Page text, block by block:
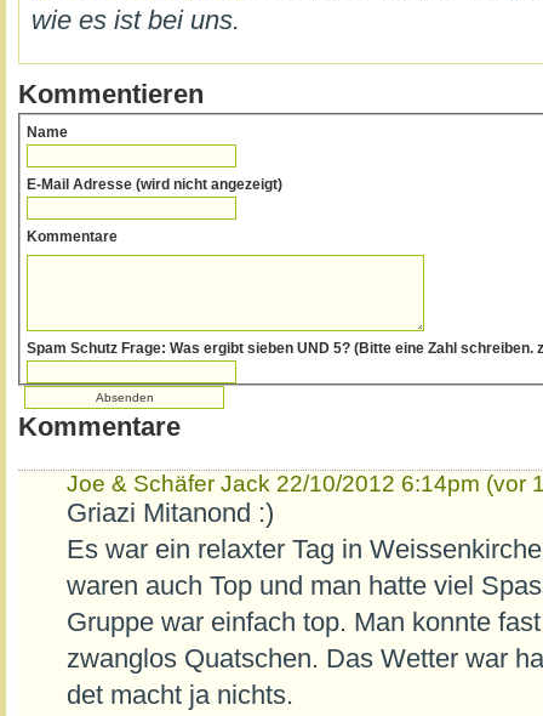
wie es ist bei uns.
Kommentieren
Name
E-Mail Adresse (wird nicht angezeigt)
Kommentare
Spam Schutz Frage: Was ergibt sieben UND 5? (Bitte eine Zahl
Kommentare
Joe & Schäfer Jack 22/10/2012 6:14pm (vor
Griazi Mitanond :)
Es war ein relaxter Tag in
waren auch Top und man hatte viel
Gruppe war einfach top. Man konnte
zwanglos Quatschen. Das Wetter war
det macht ja nichts.